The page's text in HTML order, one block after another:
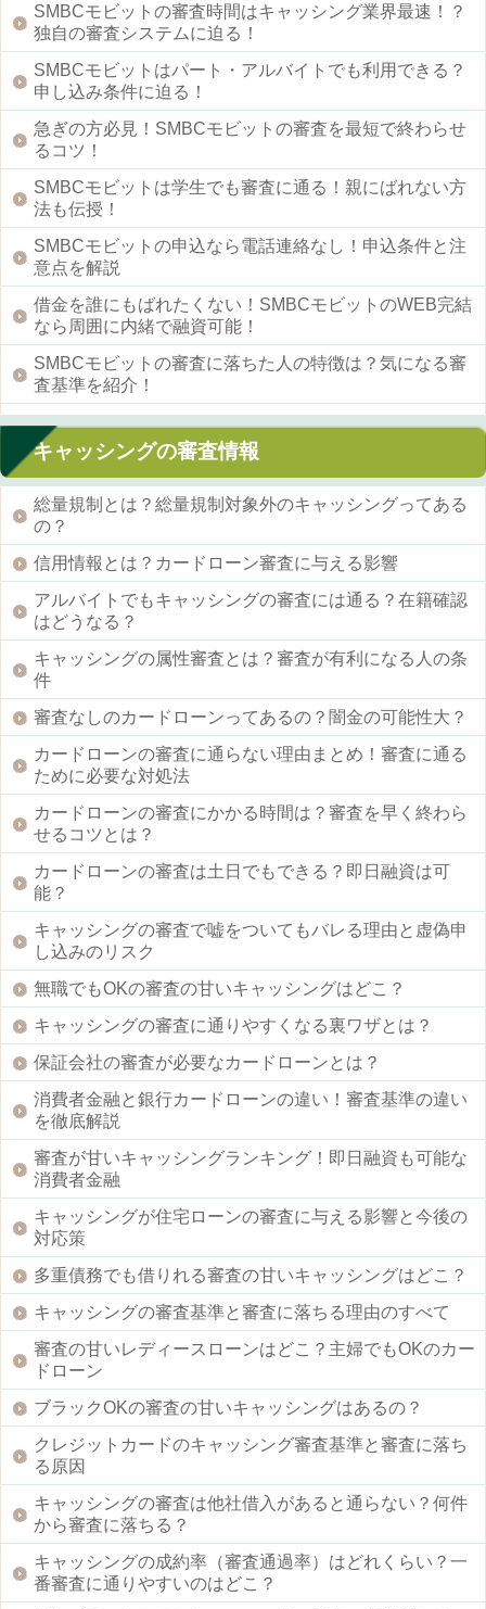
SMBCモビットの審査時間はキャッシング業界最速！？
独自の審査システムに迫る！
SMBCモビットはパート・アルバイトでも利用できる？
申し込み条件に迫る！
急ぎの方必見！SMBCモビットの審査を最短で終わらせ
るコツ！
SMBCモビットは学生でも審査に通る！親にばれない方
法も伝授！
SMBCモビットの申込なら電話連絡なし！申込条件と注
意点を解説
借金を誰にもばれたくない！SMBCモビットのWEB完結
なら周囲に内緒で融資可能！
SMBCモビットの審査に落ちた人の特徴は？気になる審
査基準を紹介！
キャッシングの審査情報
総量規制とは？総量規制対象外のキャッシングってある
の？
信用情報とは？カードローン審査に与える影響
アルバイトでもキャッシングの審査には通る？在籍確認
はどうなる？
キャッシングの属性審査とは？審査が有利になる人の条
件
審査なしのカードローンってあるの？闇金の可能性大？
カードローンの審査に通らない理由まとめ！審査に通る
ために必要な対処法
カードローンの審査にかかる時間は？審査を早く終わら
せるコツとは？
カードローンの審査は土日でもできる？即日融資は可
能？
キャッシングの審査で嘘をついてもバレる理由と虚偽申
し込みのリスク
無職でもOKの審査の甘いキャッシングはどこ？
キャッシングの審査に通りやすくなる裏ワザとは？
保証会社の審査が必要なカードローンとは？
消費者金融と銀行カードローンの違い！審査基準の違い
を徹底解説
審査が甘いキャッシングランキング！即日融資も可能な
消費者金融
キャッシングが住宅ローンの審査に与える影響と今後の
対応策
多重債務でも借りれる審査の甘いキャッシングはどこ？
キャッシングの審査基準と審査に落ちる理由のすべて
審査の甘いレディースローンはどこ？主婦でもOKのカー
ドローン
ブラックOKの審査の甘いキャッシングはあるの？
クレジットカードのキャッシング審査基準と審査に落ち
る原因
キャッシングの審査は他社借入があると通らない？何件
から審査に落ちる？
キャッシングの成約率（審査通過率）はどれくらい？一
番審査に通りやすいのはどこ？